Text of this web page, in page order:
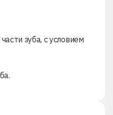
зуба, с условием